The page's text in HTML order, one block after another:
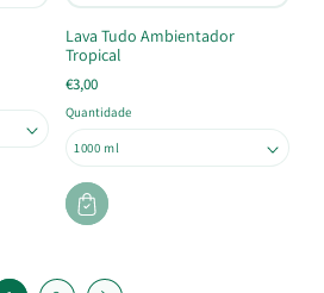
Lava Tudo Ambientador
Tropical
€3,00
Quantidade